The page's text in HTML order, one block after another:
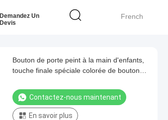
French
Demandez Un
Devis
Bouton de porte peint à la main d'enfants,
touche finale spéciale colorée de boutons
Contactez-nous maintenant
En savoir plus